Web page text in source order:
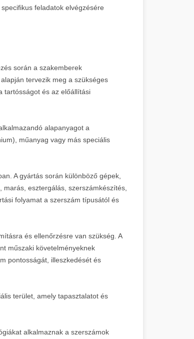
feladatok elvégzésére
során a szakemberek
tervezik meg a szükséges
tartósságot és az előállítási
alapanyagot a
műanyag vagy más speciális
A gyártás során különböző gépek,
esztergálás, szerszámkészítés,
folyamat a szerszám típusától és
és ellenőrzésre van szükség. A
műszaki követelményeknek
pontosságát, illeszkedését és
terület, amely tapasztalatot és
alkalmaznak a szerszámok